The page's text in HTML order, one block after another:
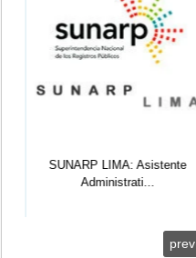
SUNARP LIMA: Asistente
Administrati...
prev